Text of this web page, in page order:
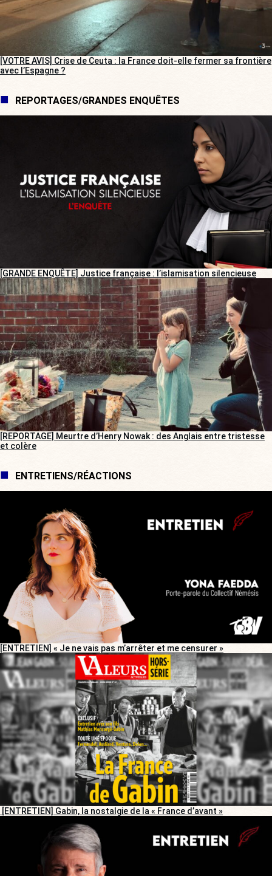
[VOTRE AVIS] Crise de Ceuta : la France doit-elle fermer sa frontière
avec l’Espagne ?
REPORTAGES/GRANDES ENQUÊTES
[GRANDE ENQUÊTE] Justice française : l’islamisation silencieuse
[REPORTAGE] Meurtre d’Henry Nowak : des Anglais entre tristesse
et colère
ENTRETIENS/RÉACTIONS
[ENTRETIEN] « Je ne vais pas m’arrêter et me censurer »
[ENTRETIEN] Gabin, la nostalgie de la « France d’avant »